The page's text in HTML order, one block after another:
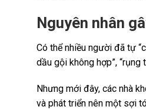
Nguyên nhân
Có thể nhiều người đã tự
dầu gội không hợp”,
Nhưng mới đây, các nhà
và phát triển nên một sợi